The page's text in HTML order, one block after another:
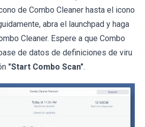
de Combo Cleaner hasta el icono
abra el launchpad y haga
Cleaner. Espere a que Combo
de datos de definiciones de viru
"Start Combo Scan".